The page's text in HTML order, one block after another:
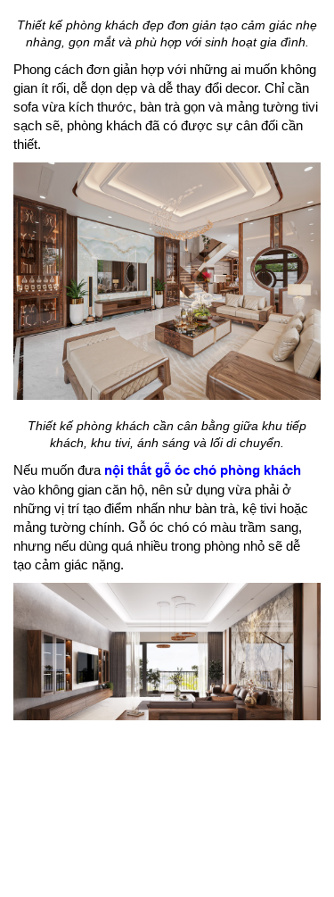
Thiết kế phòng khách đẹp đơn giản tạo cảm giác nhẹ
nhàng, gọn mắt và phù hợp với sinh hoạt gia đình.
Phong cách đơn giản hợp với những ai muốn không
gian ít rối, dễ dọn dẹp và dễ thay đổi decor. Chỉ cần
sofa vừa kích thước, bàn trà gọn và mảng tường tivi
sạch sẽ, phòng khách đã có được sự cân đối cần
thiết.
Thiết kế phòng khách cần cân bằng giữa khu tiếp
khách, khu tivi, ánh sáng và lối di chuyển.
Nếu muốn đưa nội thất gỗ óc chó phòng khách
vào không gian căn hộ, nên sử dụng vừa phải ở
những vị trí tạo điểm nhấn như bàn trà, kệ tivi hoặc
mảng tường chính. Gỗ óc chó có màu trầm sang,
nhưng nếu dùng quá nhiều trong phòng nhỏ sẽ dễ
tạo cảm giác nặng.